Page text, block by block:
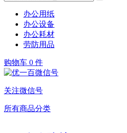
办公用纸
办公设备
办公耗材
劳防用品
购物车 0 件
关注微信号
所有商品分类